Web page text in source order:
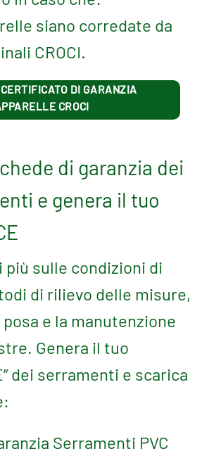
siano corredate da
CROCI.
DI GARANZIA
CROCI
di garanzia dei
e genera il tuo
più sulle condizioni di
di rilievo delle misure,
e la manutenzione
Genera il tuo
dei serramenti e scarica
Serramenti PVC